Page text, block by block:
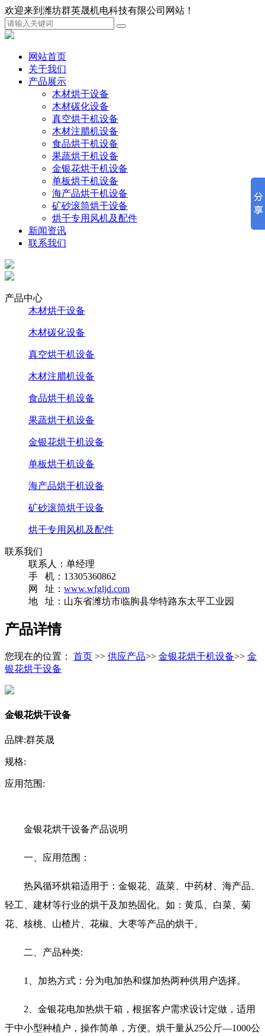
欢迎来到潍坊群英晟机电科技有限公司网站！
网站首页
关于我们
产品展示
木材烘干设备
木材碳化设备
真空烘干机设备
木材注腊机设备
食品烘干机设备
果蔬烘干机设备
金银花烘干机设备
单板烘干机设备
海产品烘干机设备
矿砂滚筒烘干设备
烘干专用风机及配件
新闻资讯
联系我们
产品中心
木材烘干设备
木材碳化设备
真空烘干机设备
木材注腊机设备
食品烘干机设备
果蔬烘干机设备
金银花烘干机设备
单板烘干机设备
海产品烘干机设备
矿砂滚筒烘干设备
烘干专用风机及配件
联系我们
联系人：单经理
手 机：13305360862
网 址： www.wfgljd.com
地 址：山东省潍坊市临朐县华特路东太平工业园
产品详情
您现在的位置： 首页 >> 供应产品>> 金银花烘干机设备>> 金
银花烘干设备
金银花烘干设备
品牌:群英晟
规格:
应用范围:
金银花烘干设备产品说明
一、应用范围：
热风循环烘箱适用于：金银花、蔬菜、中药材、海产品、
轻工、建材等行业的烘干及加热固化。如：黄瓜、白菜、菊
花、核桃、山楂片、花椒、大枣等产品的烘干。
二、产品种类:
1、加热方式：分为电加热和煤加热两种供用户选择。
2、金银花电加热烘干箱，根据客户需求设计定做，适用
于中小型种植户，操作简单，方便。烘干量从25公斤—1000公